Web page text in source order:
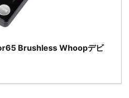
Brushless Whoopデビ